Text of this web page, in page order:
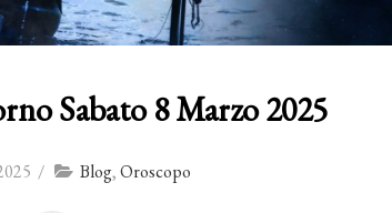
Sabato 8 Marzo 2025
/ Blog,Oroscopo